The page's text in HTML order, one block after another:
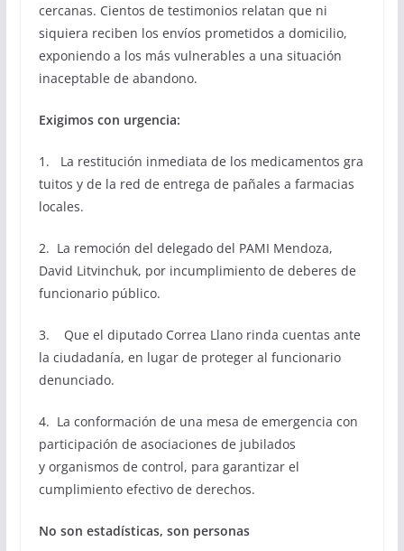
cercanas. Cientos de testimonios relatan que ni
siquiera reciben los envíos prometidos a domicilio,
exponiendo a los más vulnerables a una situación
inaceptable de abandono.
Exigimos con urgencia:
1. La restitución inmediata de los medicamentos gra
tuitos y de la red de entrega de pañales a farmacias
locales.
2. La remoción del delegado del PAMI Mendoza,
David Litvinchuk, por incumplimiento de deberes de
funcionario público.
3. Que el diputado Correa Llano rinda cuentas ante
la ciudadanía, en lugar de proteger al funcionario
denunciado.
4. La conformación de una mesa de emergencia con
participación de asociaciones de jubilados
y organismos de control, para garantizar el
cumplimiento efectivo de derechos.
No son estadísticas, son personas